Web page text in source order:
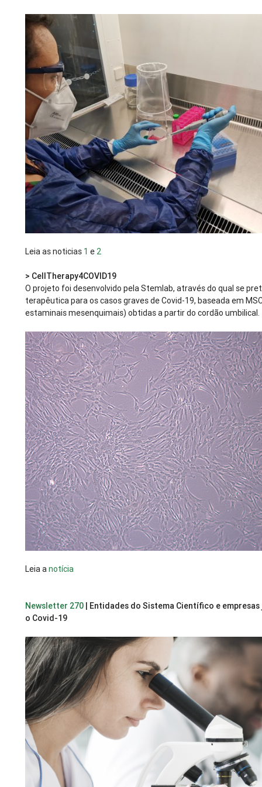
Leia as noticias 1 e 2
> CellTherapy4COVID19
O projeto foi desenvolvido pela Stemlab, através do qual se
terapêutica para os casos graves de Covid-19, baseada em
estaminais mesenquimais) obtidas a partir do cordão
Leia anotícia
Newsletter 270 | Entidades do Sistema Científico e
o Covid-19